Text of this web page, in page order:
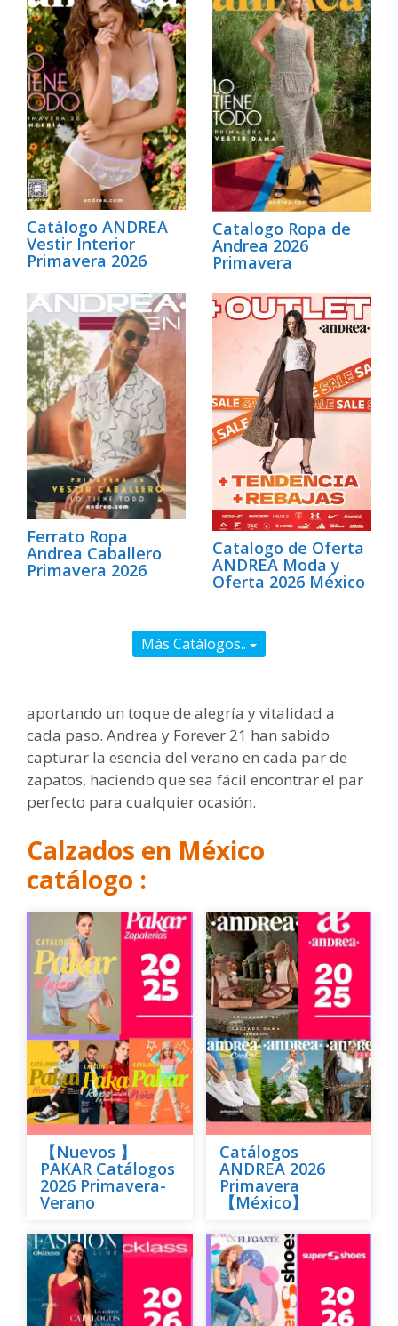
Catálogo ANDREA
Vestir Interior
Primavera 2026
Catalogo Ropa de
Andrea 2026
Primavera
Ferrato Ropa
Andrea Caballero
Primavera 2026
Catalogo de Oferta
ANDREA Moda y
Oferta 2026 México
Más Catálogos..
aportando un toque de alegría y vitalidad a
cada paso. Andrea y Forever 21 han sabido
capturar la esencia del verano en cada par de
zapatos, haciendo que sea fácil encontrar el par
perfecto para cualquier ocasión.
Calzados en México
catálogo :
【Nuevos 】
PAKAR Catálogos
2026 Primavera-
Verano
Catálogos
ANDREA 2026
Primavera
【México】